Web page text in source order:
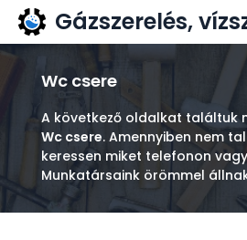
Gázszerelés
Vízszerelés
Kapcsolat
Ajánlatkérés
Gázszerelés,
Wc csere
A következő oldalkat találtuk
Wc csere. Amennyiben nem
keressen miket telefonon
Munkatársaink örömmel